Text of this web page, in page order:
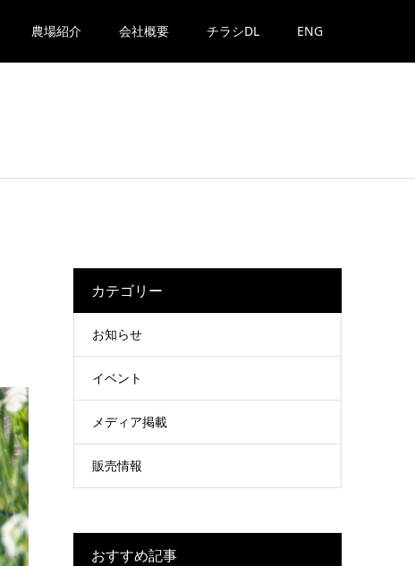
農場紹介 会社概要 チラシDL ENG
カテゴリー
お知らせ
イベント
メディア掲載
販売情報
おすすめ記事